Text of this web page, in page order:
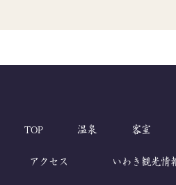
TOP 温泉 客室
アクセス いわき観光情